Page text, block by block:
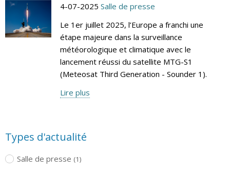
4-07-2025 Salle de presse
Le 1er juillet 2025, l’Europe a franchi une
étape majeure dans la surveillance
météorologique et climatique avec le
lancement réussi du satellite MTG-S1
(Meteosat Third Generation - Sounder 1).
Lire plus
Types d'actualité
Salle de presse (1)